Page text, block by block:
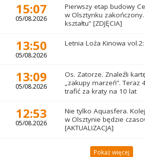
15:07
05/08.2026
Pierwszy etap budowy
w Olsztynku
kształtu” [ZDJĘCIA]
13:50
05/08.2026
Letnia Loża Kinowa
13:09
05/08.2026
Os. Zatorze. Znaleźli
„zakupy marzeń”. Teraz
trafić za kraty na 10 lat
12:53
05/08.2026
Nie tylko Aquasfera.
w Olsztynie będzie
[AKTUALIZACJA]
Pokaż więcej